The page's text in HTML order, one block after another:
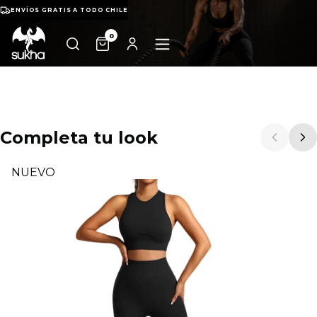
ENVÍOS GRATIS A TODO CHILE
0
Completa tu look
NUEVO